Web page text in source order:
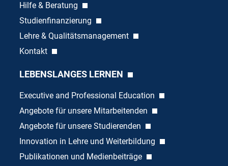
Hilfe & Beratung
Studienfinanzierung
Lehre & Qualitätsmanagement
Kontakt
LEBENSLANGES LERNEN
Executive and Professional Education
Angebote für unsere Mitarbeitenden
Angebote für unsere Studierenden
Innovation in Lehre und Weiterbildung
Publikationen und Medienbeiträge